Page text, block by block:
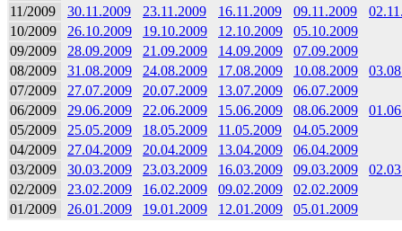
11/2009
30.11.2009 23.11.2009 16.11.2009 09.11.2009
10/2009
26.10.2009 19.10.2009 12.10.2009
05.10.2009
09/2009
28.09.2009 21.09.2009 14.09.2009
07.09.2009
08/2009
31.08.2009 24.08.2009 17.08.2009 10.08.2009
07/2009
27.07.2009 20.07.2009 13.07.2009
06.07.2009
06/2009
29.06.2009 22.06.2009 15.06.2009 08.06.2009
05/2009
25.05.2009 18.05.2009 11.05.2009
04.05.2009
04/2009
27.04.2009 20.04.2009 13.04.2009
06.04.2009
03/2009
30.03.2009 23.03.2009 16.03.2009 09.03.2009
02/2009
23.02.2009 16.02.2009 09.02.2009
02.02.2009
01/2009
26.01.2009 19.01.2009 12.01.2009 05.01.2009